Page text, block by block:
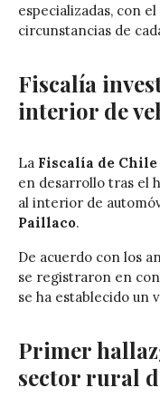
especializadas, con
circunstancias de
Fiscalía
interior de
La Fiscalía de Chile
en desarrollo tras el
al interior de
Paillaco.
De acuerdo con los
se registraron en
se ha establecido un
Primer
sector rural